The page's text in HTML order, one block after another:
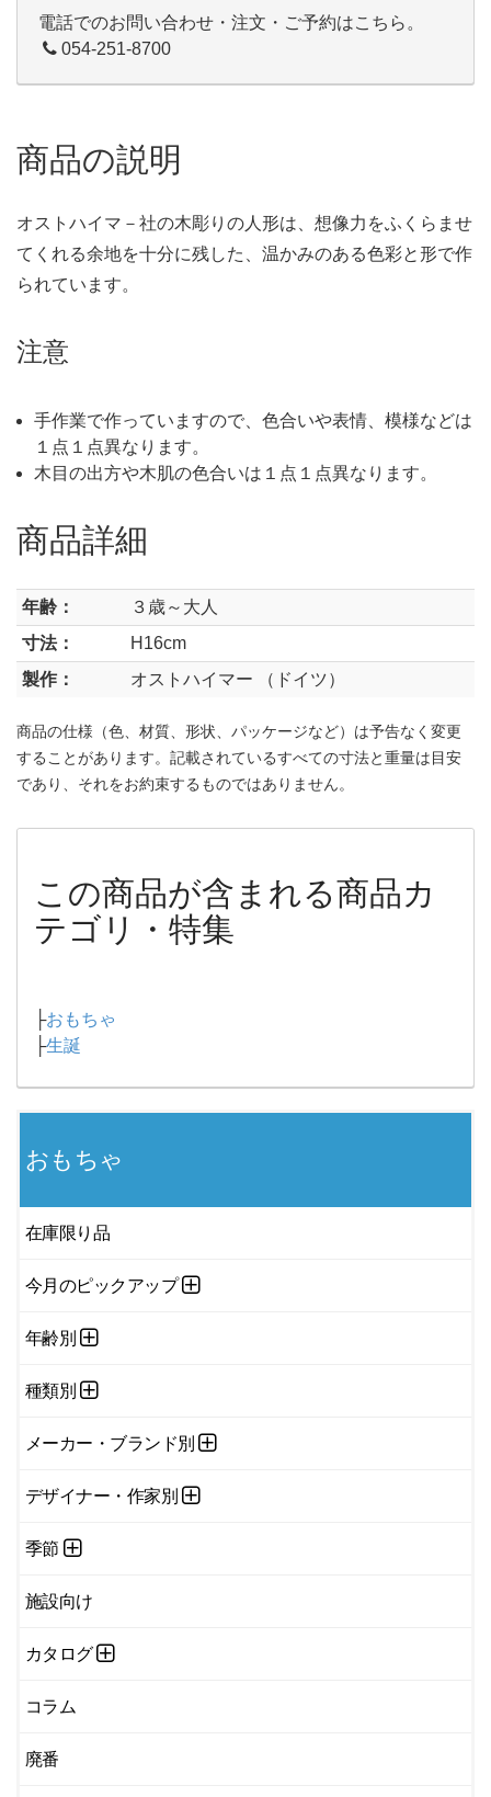
電話でのお問い合わせ・注文・ご予約はこちら。
054-251-8700
商品の説明
オストハイマ－社の木彫りの人形は、想像力をふくらませ
てくれる余地を十分に残した、温かみのある色彩と形で作
られています。
注意
手作業で作っていますので、色合いや表情、模様などは
１点１点異なります。
木目の出方や木肌の色合いは１点１点異なります。
商品詳細
年齢：
３歳～大人
寸法：
H16cm
製作：
オストハイマー （ドイツ）
商品の仕様（色、材質、形状、パッケージなど）は予告なく変更
することがあります。記載されているすべての寸法と重量は目安
であり、それをお約束するものではありません。
この商品が含まれる商品カ
テゴリ・特集
├おもちゃ
├生誕
おもちゃ
在庫限り品
今月のピックアップ
年齢別
種類別
メーカー・ブランド別
デザイナー・作家別
季節
施設向け
カタログ
コラム
廃番